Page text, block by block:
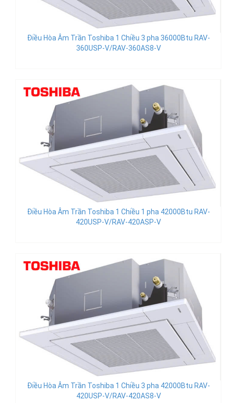
Điều Hòa Âm Trần Toshiba 1 Chiều 3 pha 36000Btu RAV-
360USP-V/RAV-360AS8-V
Điều Hòa Âm Trần Toshiba 1 Chiều 1 pha 42000Btu RAV-
420USP-V/RAV-420ASP-V
Điều Hòa Âm Trần Toshiba 1 Chiều 3 pha 42000Btu RAV-
420USP-V/RAV-420AS8-V